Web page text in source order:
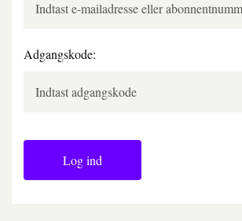
Adgangskode:
Log ind